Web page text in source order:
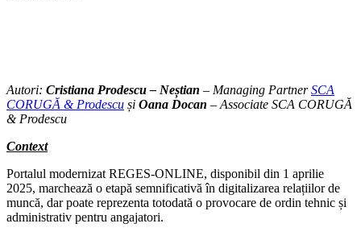
Autori: Cristiana Prodescu – Neștian – Managing PartnerSCA
CORUGĂ & Prodescu și Oana Docan – Associate SCA CORUGĂ
& Prodescu
Context
Portalul modernizat REGES-ONLINE, disponibil din 1 aprilie
2025, marchează o etapă semnificativă în digitalizarea relațiilor de
muncă, dar poate reprezenta totodată o provocare de ordin tehnic și
administrativ pentru angajatori.